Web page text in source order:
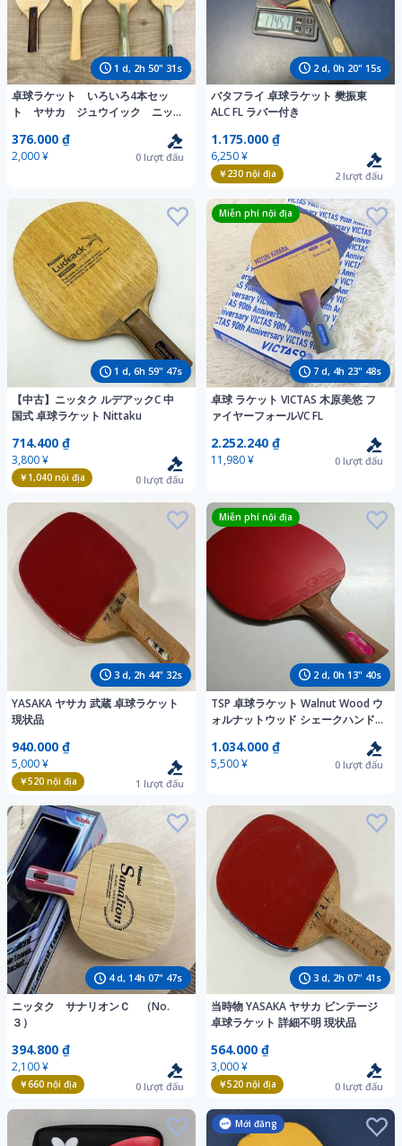
1 d, 2h 50" 29 s
卓球ラケット いろいろ4本セッ
ト ヤサカ ジュウイック ニッタ
376.000 ₫
2,000 ¥ 0 lượt đấu
2 d, 0h 20" 13s
バタフライ 卓球ラケット 樊振東
ALC FL ラバー付き
1.175.000 ₫
6,250 ¥
￥230nội địa 2 lượt đấu
1 d, 6h 59" 45s
【中古】ニッタク ルデアックC 中
国式 卓球ラケット Nittaku
714.400 ₫
3,800 ¥
￥1,040nội địa 0 lượt đấu
7 d, 4h 23" 46s
Miễn phí nội địa
卓球 ラケット VICTAS 木原美悠 フ
ァイヤーフォールVC FL
2.252.240 ₫
11,980 ¥ 0 lượt đấu
3 d, 2h 44" 30s
YASAKA ヤサカ 武蔵 卓球ラケット
現状品
940.000 ₫
5,000 ¥
￥520nội địa 1 lượt đấu
2 d, 0h 13" 38s
Miễn phí nội địa
TSP 卓球ラケット Walnut Wood ウ
ォルナットウッド シェークハンド
1.034.000 ₫
5,500 ¥ 0 lượt đấu
4d, 14h 07" 45s
ニッタク サナリオンＣ （No.
３）
394.800 ₫
2,100 ¥
￥660nội địa 0 lượt đấu
3 d, 2h 07" 39 s
当時物 YASAKA ヤサカ ビンテージ
卓球ラケット 詳細不明 現状品
564.000 ₫
3,000 ¥
￥520nội địa 0 lượt đấu
Mới đăng